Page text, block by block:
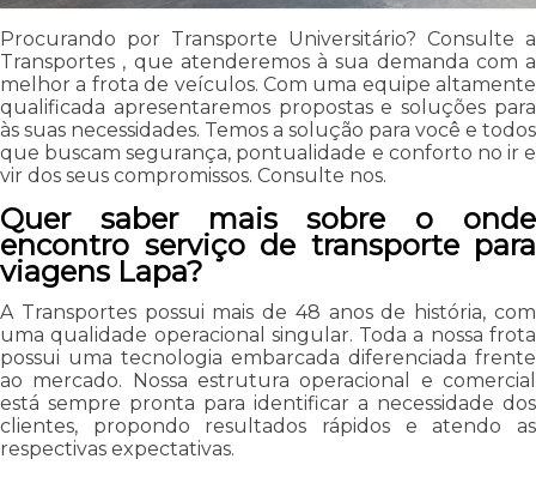
Procurando por Transporte Universitário? Consulte a
Transportes , que atenderemos à sua demanda com a
melhor a frota de veículos. Com uma equipe altamente
qualificada apresentaremos propostas e soluções para
às suas necessidades. Temos a solução para você e todos
que buscam segurança, pontualidade e conforto no ir e
vir dos seus compromissos. Consulte nos.
Quer saber mais sobre o onde
encontro serviço de transporte para
viagens Lapa?
A Transportes possui mais de 48 anos de história, com
uma qualidade operacional singular. Toda a nossa frota
possui uma tecnologia embarcada diferenciada frente
ao mercado. Nossa estrutura operacional e comercial
está sempre pronta para identificar a necessidade dos
clientes, propondo resultados rápidos e atendo as
respectivas expectativas.